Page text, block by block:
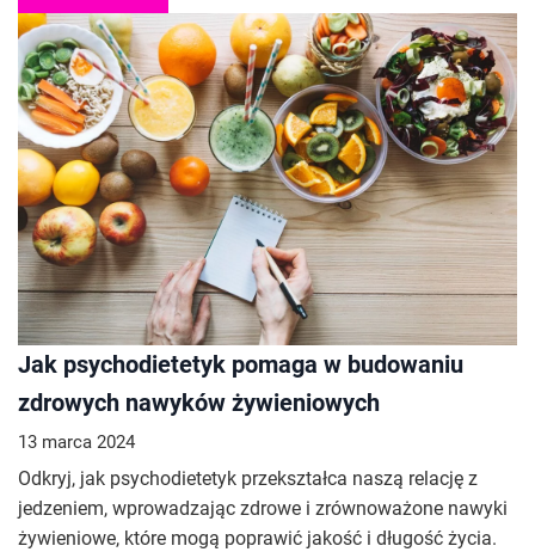
Jak psychodietetyk pomaga w budowaniu
zdrowych nawyków żywieniowych
13 marca 2024
Odkryj, jak psychodietetyk przekształca naszą relację z
jedzeniem, wprowadzając zdrowe i zrównoważone nawyki
żywieniowe, które mogą poprawić jakość i długość życia.